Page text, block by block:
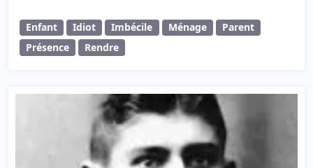
Enfant Idiot Imbécile Ménage
Parent
Présence
Rendre